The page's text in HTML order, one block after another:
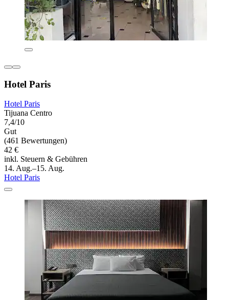
Hotel Paris
Hotel Paris
Tijuana Centro
7,4/10
Gut
(461 Bewertungen)
42 €
inkl. Steuern & Gebühren
14. Aug.–15. Aug.
Hotel Paris